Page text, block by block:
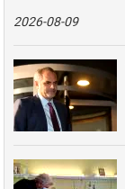
2026-08-09